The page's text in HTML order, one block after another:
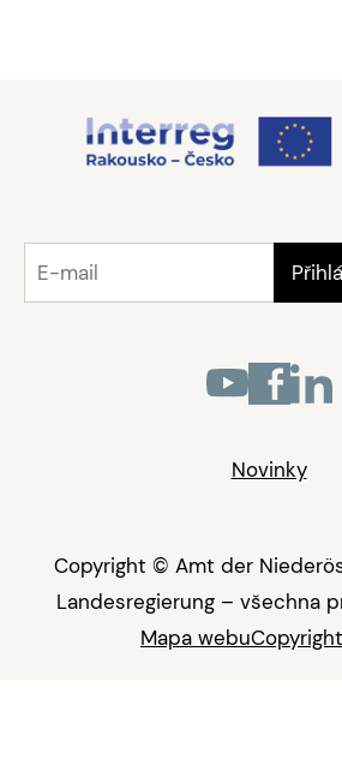
Novinky
Copyright © Amt der
Landesregierung – všechna
Mapa webuCopyright